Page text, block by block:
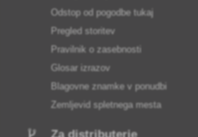
Odstop od pogodbe tukaj
Pregled storitev
Pravilnik o zasebnosti
Glosar izrazov
Blagovne znamke v ponudbi
Zemljevid spletnega mesta